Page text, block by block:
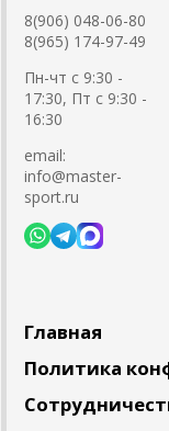
8(906) 048-06-80
8(965) 174-97-49
Пн-чт с 9:30 -
17:30, Пт с 9:30 -
16:30
email:
info@master-
sport.ru
Главная
Политика